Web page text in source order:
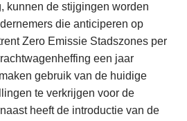
kunnen de stijgingen worden
die anticiperen op
Zero Emissie Stadszones per
een jaar
gebruik van de huidige
te verkrijgen voor de
heeft de introductie van de